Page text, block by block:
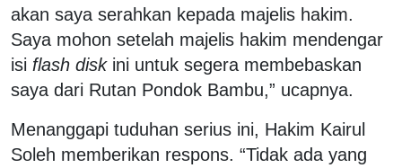
akan saya serahkan kepada majelis hakim.
Saya mohon setelah majelis hakim mendengar
isi flash diskini untuk segera membebaskan
saya dari Rutan Pondok Bambu,” ucapnya.
Menanggapi tuduhan serius ini, Hakim Kairul
Soleh memberikan respons. “Tidak ada yang